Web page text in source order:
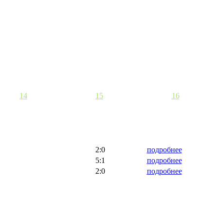
14 15 16
2:0
подробнее
5:1
подробнее
2:0
подробнее